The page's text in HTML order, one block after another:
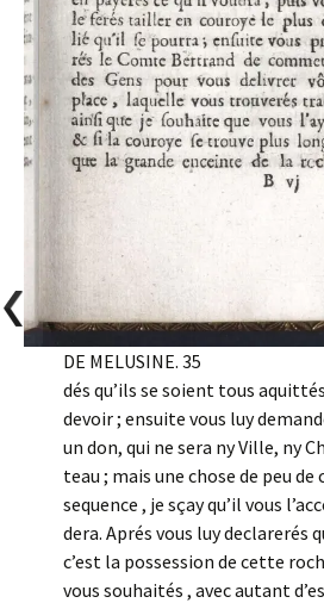
DE MELUSINE. 35
dés qu’ils se soient tous
devoir ; ensuite vous luy
un don, qui ne sera ny Ville, ny
teau ; mais une chose de peu de
sequence , je sçay qu’il vous
dera. Aprés vous luy declarerés
c’est la possession de cette
vous souhaités , avec autant